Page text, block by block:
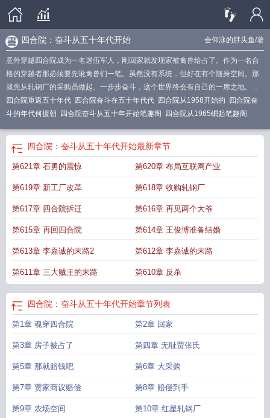
会仰泳的胖头鱼/著
四合院：奋斗从五十年代开始
意外穿越四合院成为一名退伍军人，刚回家就发现家被禽兽给占了。作为一名合
格的穿越者那必须要先讹禽兽们一笔。虽然没有系统，但好在有个随身空间。那
就先从轧钢厂的采购员做起。一步步奋斗，这个世界终会有自己的一席之地。...
四合院重返五十年代 四合院奋斗在五十年代代 四合院从1958开始的
四合院奋
斗的年代何援朝
四合院奋斗从五十年开始笔趣阁 四合院从1965崛起笔趣阁
四合院：奋斗从五十年代开始最新章节
第621章 石勇的震惊 第620章 布局互联网产业
第619章 新工厂改革 第618章 收购轧钢厂
第617章 四合院拆迁 第616章 再见两个大爷
第615章 再回四合院 第614章 王俊博准备结婚
第613章 李嘉诚的末路2 第612章 李嘉诚的末路
第611章 三大贼王的末路 第610章 反杀
四合院：奋斗从五十年代开始章节列表
第1章 魂穿四合院 第2章 回家
第3章 房子被占了 第四章 无耻贾张氏
第5章 那就赔钱吧 第6章 大采购
第7章 贾家商议赔偿 第8章 赔偿到手
第9章 农场空间 第10章 红星轧钢厂